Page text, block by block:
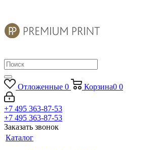
Отложенные 0 Корзина0 0
+7 495 363-87-53
+7 495 363-87-53
Заказать звонок
Каталог